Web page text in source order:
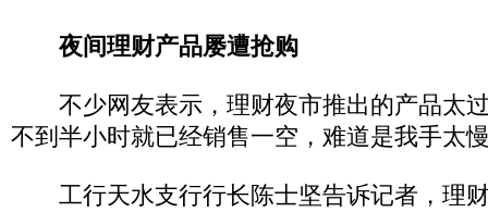
夜间理财产品屡遭抢购
不少网友表示，理财夜市推出的产品太过
不到半小时就已经销售一空，难道是我手太
工行天水支行行长陈士坚告诉记者，理